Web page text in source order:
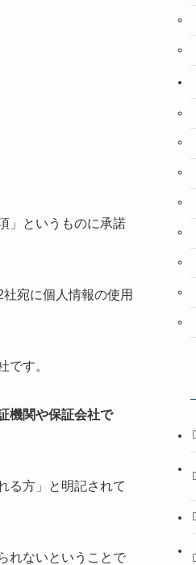
」というものに承諾
宛に個人情報の使用
です。
機関や保証会社で
る方」と明記されて
れないということで